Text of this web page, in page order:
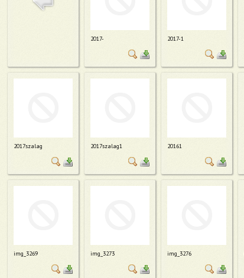
2017- 2017-1
2017szalag 2017szalag1 20161
img_3269 img_3273 img_3276